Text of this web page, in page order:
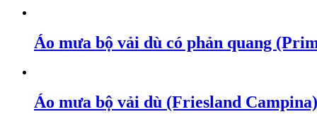
Áo mưa bộ vải dù có phản quang
Áo mưa bộ vải dù (Friesland Campina)